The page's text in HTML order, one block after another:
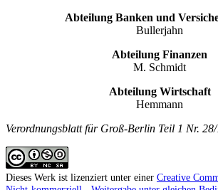
Abteilung Banken und
Bullerjahn
Abteilung Finanzen
M. Schmidt
Abteilung Wirtschaft
Hemmann
Verordnungsblatt für Groß-Berlin Teil 1 Nr.
Dieses Werk ist lizenziert unter einer Creative